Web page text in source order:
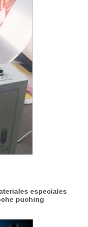
especiales
puching